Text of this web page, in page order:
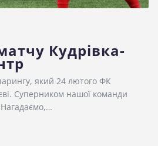
Кудрівка-
який 24 лютого ФК
Суперником нашої команди
Нагадаємо,…